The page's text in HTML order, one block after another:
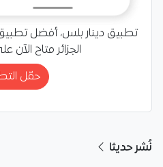
تطبيق دينار بلس، أفضل
الجزائر متاح
حمّل
نُشر حديثا